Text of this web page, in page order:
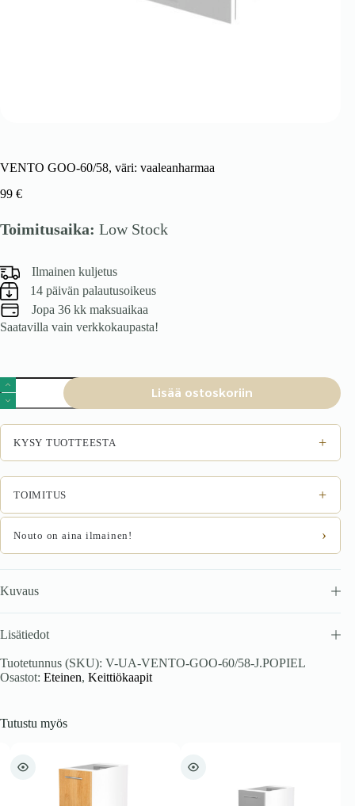
VENTO GOO-60/58, väri: vaaleanharmaa
99 €
Toimitusaika: Low Stock
Ilmainen kuljetus
14 päivän palautusoikeus
Jopa 36 kk maksuaikaa
Saatavilla vain verkkokaupasta!
VENTO
GOO-
60/58,
väri:
vaaleanharmaa
määrä
Lisää ostoskoriin
KYSY TUOTTEESTA +
TOIMITUS +
Nouto on aina ilmainen! ›
Kuvaus
Lisätiedot
Tuotetunnus (SKU): V-UA-VENTO-GOO-60/58-J.POPIEL
Osastot: Eteinen, Keittiökaapit
Tutustu myös